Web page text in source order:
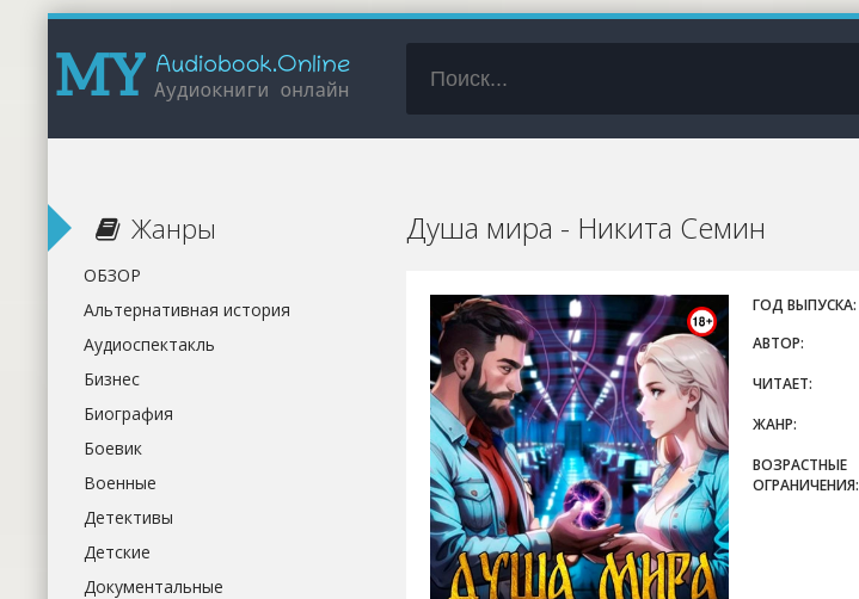
Душа мира - Никита Семин
ГОД ВЫПУСКА:
АВТОР:
ЧИТАЕТ:
ЖАНР:
ВОЗРАСТНЫЕ
ОГРАНИЧЕНИЯ:
Жанры
ОБЗОР
Альтернативная история
Аудиоспектакль
Бизнес
Биография
Боевик
Военные
Детективы
Детские
Документальные